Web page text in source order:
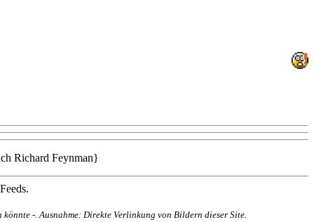
Richard Feynman}
-. Ausnahme: Direkte Verlinkung von Bildern dieser Site.